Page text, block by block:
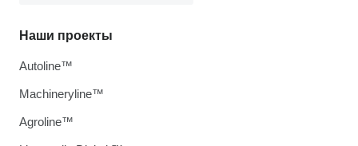
Наши проекты
Autoline™
Machineryline™
Agroline™